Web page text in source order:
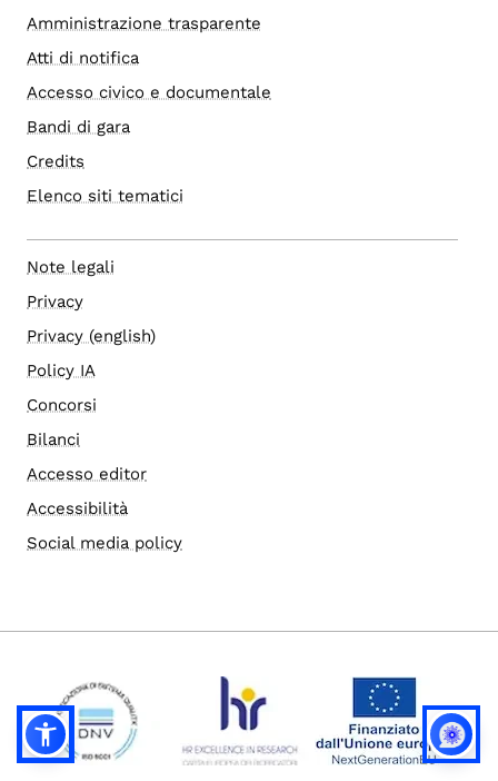
Amministrazione trasparente
Atti di notifica
Accesso civico e documentale
Bandi di gara
Credits
Elenco siti tematici
Note legali
Privacy
Privacy (english)
Policy IA
Concorsi
Bilanci
Accesso editor
Accessibilità
Social media policy